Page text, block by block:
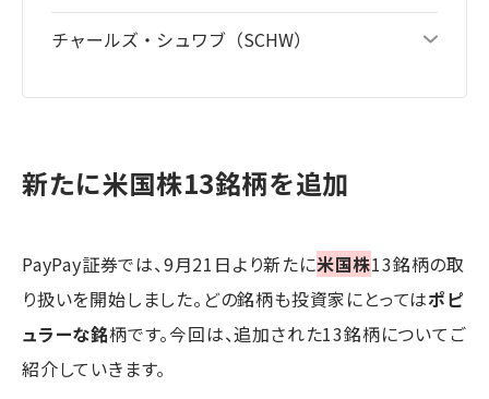
チャールズ・シュワブ（SCHW）
新たに米国株13銘柄を追加
PayPay証券では、9月21日より新たに米国株13銘柄の取
り扱いを開始しました。どの銘柄も投資家にとってはポピ
ュラーな銘柄です。今回は、追加された13銘柄についてご
紹介していきます。